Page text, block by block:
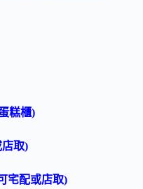
糕櫃)
取)
宅配或店取)